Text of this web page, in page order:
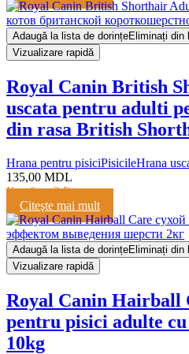
Adaugă la lista de dorințeEliminați din
Vizualizare rapidă
Royal Canin British
uscata pentru adulti
din rasa British
Hrana pentru pisiciPisicileHrana
135,00 MDL
Кешбэк:3 Балла
Citeşte mai mult
Adaugă la lista de dorințeEliminați din
Vizualizare rapidă
Royal Canin Hairball
pentru pisici adulte
10kg